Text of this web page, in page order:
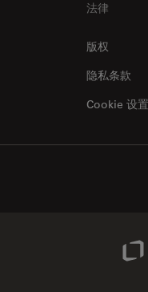
法律
版权
隐私条款
Cookie 设置